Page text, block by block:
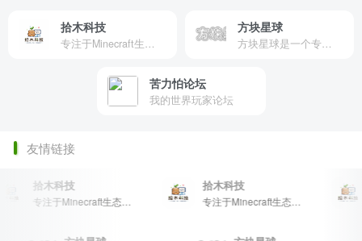
拾木科技
专注于Minecraft生态建设
方块星球
方块星球是一个专注于我的世界的中文论坛，提供丰富的资源分享、玩家交流和创意展示，包括地图、皮肤、数据包等内容，打造Minecraft玩家的专属社区乐园！
苦力怕论坛
我的世界玩家论坛
友情链接
拾木科技
专注于Minecraft生态建设
拾木科技
专注于Minecraft生态建设